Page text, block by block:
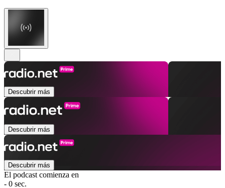
Descubrir más
Descubrir más
Descubrir más
El podcast comienza en
- 0 sec.